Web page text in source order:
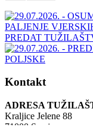
Kontakt
ADRESA
Kraljice Jelene 88
71000 Sarajevo